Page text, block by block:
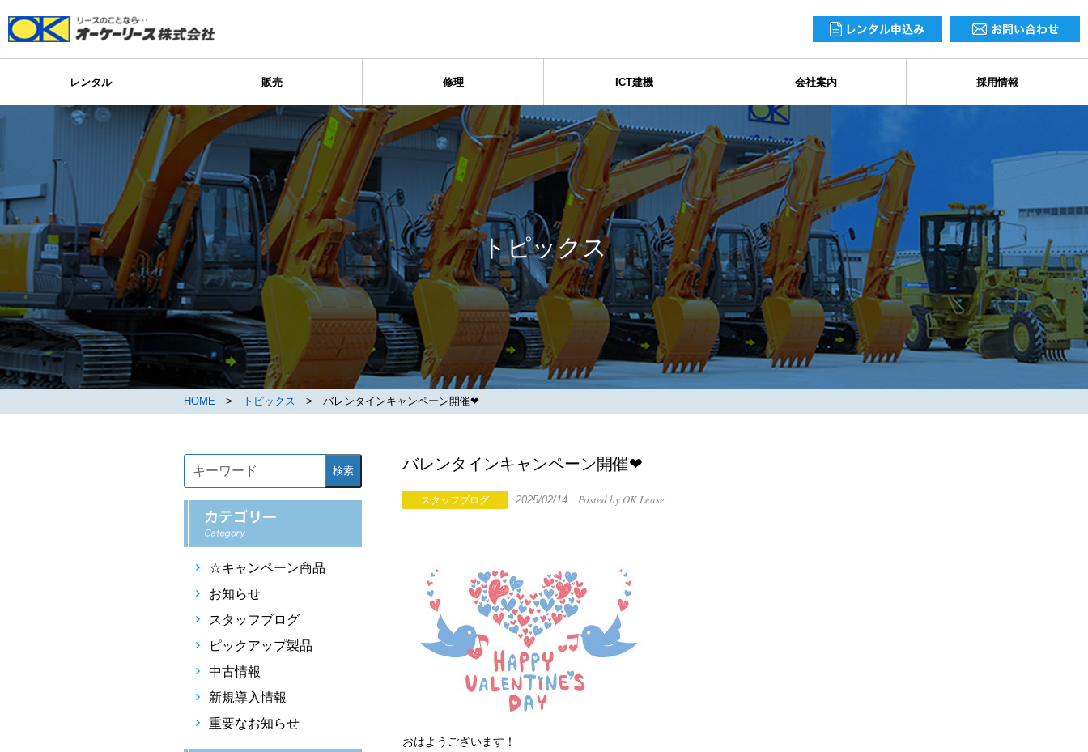
レンタル 販売 修理 ICT建機 会社案内 採用情報
トピックス
HOME > トピックス > バレンタインキャンペーン開催❤
バレンタインキャンペーン開催❤
スタッフブログ 2025/02/14 Posted by OK Lease
おはようございます！
検索
☆キャンペーン商品
お知らせ
スタッフブログ
ピックアップ製品
中古情報
新規導入情報
重要なお知らせ